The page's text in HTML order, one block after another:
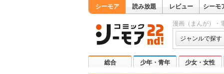
シーモア 読み放題 レビュー シーモ
漫画（まんが）・
ジャンルで探す
総合 少年・青年 少女・女性